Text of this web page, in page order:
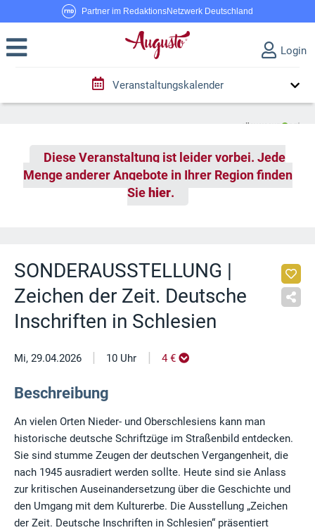
Partner im RedaktionsNetzwerk Deutschland
Login
Veranstaltungskalender
Diese Veranstaltung ist leider vorbei. Jede
Menge anderer Angebote in Ihrer Region finden
Sie hier.
SONDERAUSSTELLUNG |
Zeichen der Zeit. Deutsche
Inschriften in Schlesien
Mi, 29.04.2026 | 10 Uhr | 4 €
Beschreibung
An vielen Orten Nieder- und Oberschlesiens kann man
historische deutsche Schriftzüge im Straßenbild entdecken.
Sie sind stumme Zeugen der deutschen Vergangenheit, die
nach 1945 ausradiert werden sollte. Heute sind sie Anlass
zur kritischen Auseinandersetzung über die Geschichte und
den Umgang mit dem Kulturerbe. Die Ausstellung „Zeichen
der Zeit. Deutsche Inschriften in Schlesien“ präsentiert